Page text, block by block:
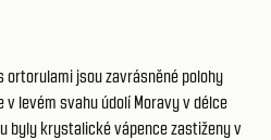
jsou zavrásněné polohy
levém svahu údolí Moravy v délce
byly krystalické vápence zastiženy v